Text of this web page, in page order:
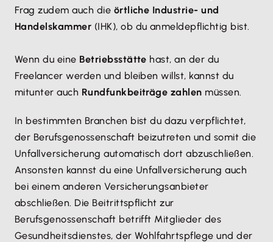
Frag zudem auch die örtliche Industrie- und
Handelskammer (IHK), ob du anmeldepflichtig bist.
Wenn du eine Betriebsstätte hast, an der du
Freelancer werden und bleiben willst, kannst du
mitunter auch Rundfunkbeiträge zahlen müssen.
In bestimmten Branchen bist du dazu verpflichtet,
der Berufsgenossenschaft beizutreten und somit die
Unfallversicherung automatisch dort abzuschließen.
Ansonsten kannst du eine Unfallversicherung auch
bei einem anderen Versicherungsanbieter
abschließen. Die Beitrittspflicht zur
Berufsgenossenschaft betrifft Mitglieder des
Gesundheitsdienstes, der Wohlfahrtspflege und der